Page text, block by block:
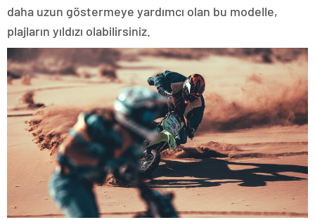
daha uzun göstermeye yardımcı olan bu modelle,
plajların yıldızı olabilirsiniz.